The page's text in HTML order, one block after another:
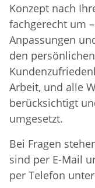
Konzept nach
fachgerecht um
Anpassungen
den
Arbeit, und alle
berücksichtigt
umgesetzt.
Bei Fragen
sind per E-Mail
per Telefon